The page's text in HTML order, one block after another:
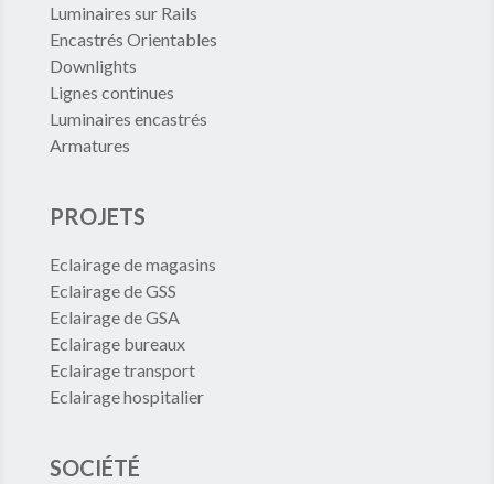
Luminaires sur Rails
Encastrés Orientables
Downlights
Lignes continues
Luminaires encastrés
Armatures
PROJETS
Eclairage de magasins
Eclairage de GSS
Eclairage de GSA
Eclairage bureaux
Eclairage transport
Eclairage hospitalier
SOCIÉTÉ